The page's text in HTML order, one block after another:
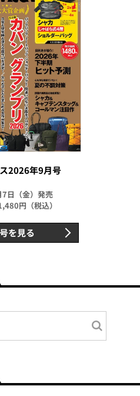
2026年9月号
日（金）発売
円（税込）
を見る